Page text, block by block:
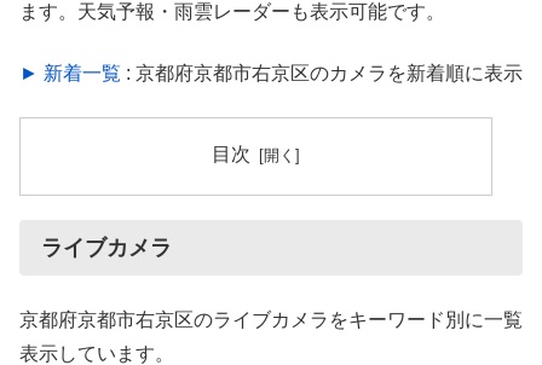
ます。天気予報・雨雲レーダーも表示可能です。
► 新着一覧 : 京都府京都市右京区のカメラを新着順に表示
目次
ライブカメラ
京都府京都市右京区のライブカメラをキーワード別に一覧
表示しています。